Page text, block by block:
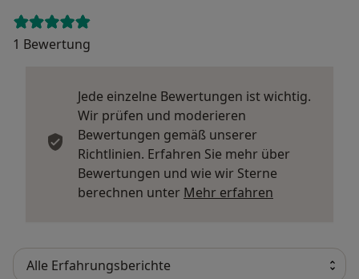
1 Bewertung
Jede einzelne Bewertungen ist wichtig.
Wir prüfen und moderieren
Bewertungen gemäß unserer
Richtlinien. Erfahren Sie mehr über
Bewertungen und wie wir Sterne
berechnen unter Mehr erfahren